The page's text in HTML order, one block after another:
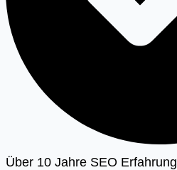
Über 10 Jahre SEO Erfahrung